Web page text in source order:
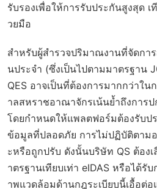
รับรองเพื่อให้การรับประกันสูงสุด เ
วยมือ
สำหรับผู้สำรวจปริมาณงานที่จัดกา
นประจำ (ซึ่งเป็นไปตามมาตรฐาน
QES อาจเป็นที่ต้องการมากกว่าใ
าลสหราชอาณาจักรเน้นย้ำถึงการ
โดยกำหนดให้แพลตฟอร์มต้องรับป
ข้อมูลที่ปลอดภัย การไม่ปฏิบัติตาม
ะหรือถูกปรับ ดังนั้นบริษัท QS ต้อง
าตรฐานเทียบเท่า eIDAS หรือได้รั
าพแวดล้อมด้านกฎระเบียบนี้เอื้อต่